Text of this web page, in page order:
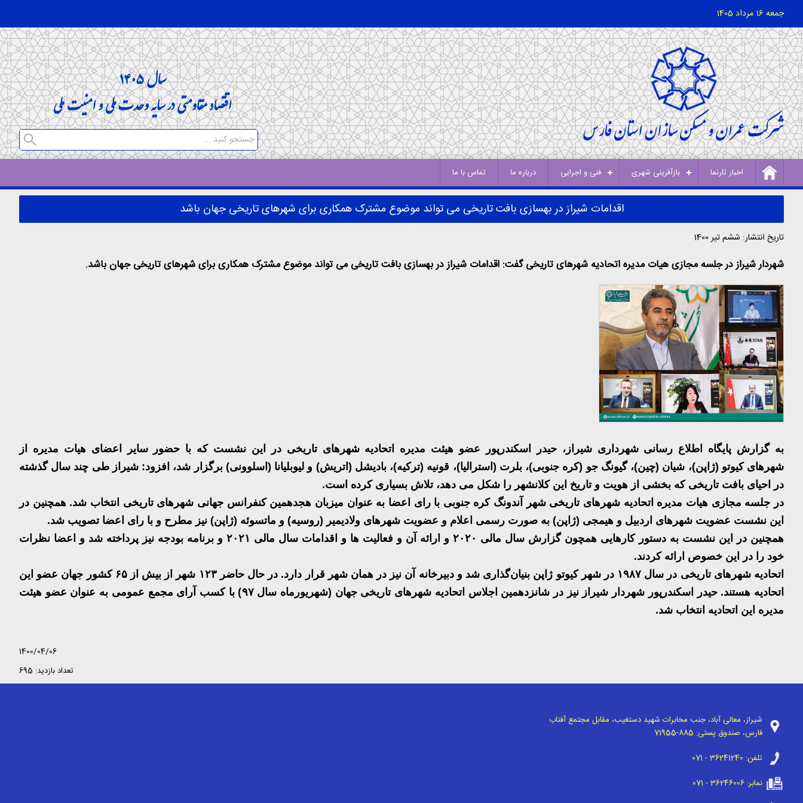
جمعه 16 مرداد 1405
اخبار تارنما بازآفرینی شهری فنی و اجرایی درباره ما تماس با ما
اقدامات شیراز در بهسازی بافت تاریخی می تواند موضوع مشترک همکاری برای شهرهای تاریخی جهان باشد
تاریخ انتشار: ششم تیر 1400
شهردار شیراز در جلسه مجازی هیات مدیره اتحادیه شهرهای تاریخی گفت: اقدامات شیراز در بهسازی بافت تاریخی می تواند موضوع مشترک همکاری برای شهرهای تاریخی جهان باشد.
به گزارش پایگاه اطلاع رسانی شهرداری شیراز، حیدر اسکندرپور عضو هیئت مدیره اتحادیه شهرهای تاریخی در این نشست که با حضور سایر اعضای هیات مدیره از
شهرهای کیوتو (ژاپن)، شیان (چین)، گیونگ جو (کره جنوبی)، بلرت (استرالیا)، قونیه (ترکیه)، بادیشل (اتریش) و لیوبلیانا (اسلوونی) برگزار شد، افزود: شیراز طی چند سال گذشته
در احیای بافت تاریخی که بخشی از هویت و تاریخ این کلانشهر را شکل می دهد، تلاش بسیاری کرده است.
در جلسه مجازی هیات مدیره اتحادیه شهرهای تاریخی شهر آندونگ کره جنوبی با رای اعضا به عنوان میزبان هجدهمین کنفرانس جهانی شهرهای تاریخی انتخاب شد. همچنین در
این نشست عضویت شهرهای اردبیل و هیمجی (ژاپن) به صورت رسمی اعلام و عضویت شهرهای ولادیمیر (روسیه) و ماتسوئه (ژاپن) نیز مطرح و با رای اعضا تصویب شد.
همچنین در این نشست به دستور کارهایی همچون گزارش سال مالی ۲۰۲۰ و ارائه آن و فعالیت ها و اقدامات سال مالی ۲۰۲۱ و برنامه بودجه نیز پرداخته شد و اعضا نظرات
خود را در این خصوص ارائه کردند.
اتحادیه شهر‌های تاریخی در سال ۱۹۸۷ در شهر کیوتو ژاپن بنیان‌گذاری شد و دبیرخانه آن نیز در همان شهر قرار دارد. در حال حاضر۱۲۳ شهر از بیش از۶۵ کشور جهان عضو این
اتحادیه هستند. حیدر اسکندرپور شهردار شیراز نیز در شانزدهمین اجلاس اتحادیه شهر‌های تاریخی جهان (شهریورماه سال۹۷)
با کسب آرای مجمع عمومی به عنوان عضو هیئت
مدیره این اتحادیه انتخاب شد.
1400/04/06
تعداد بازدید: 695
شیراز، معالی آباد، جنب مخابرات شهید دستغیب، مقابل مجتمع آفتاب
فارس، صندوق پستی: 71955-885
تلفن: 071 - 36241240
نمابر: 071 - 36246006